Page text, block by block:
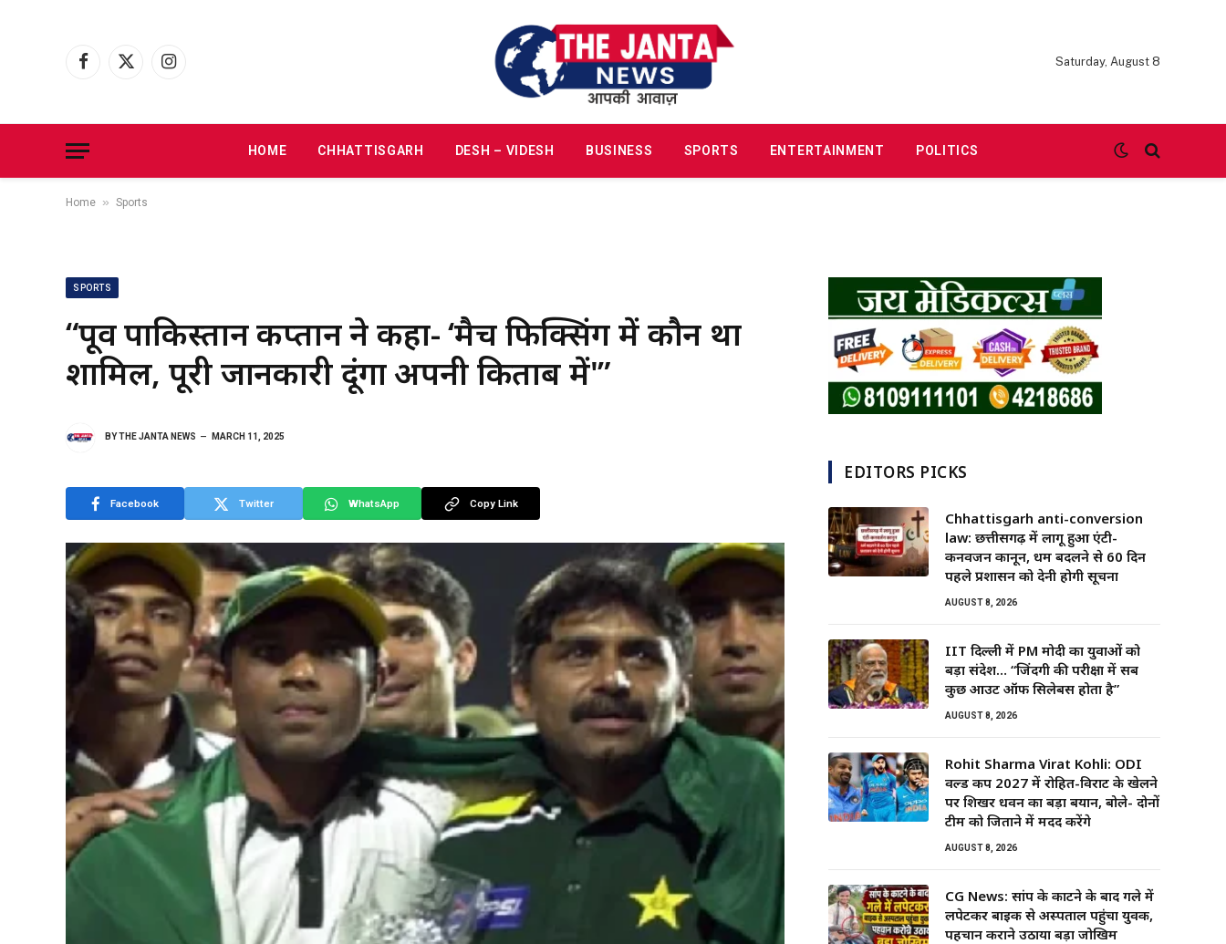
Facebook
X
Instagram
Saturday, August 8
HOME CHHATTISGARH DESH – VIDESH BUSINESS SPORTS ENTERTAINMENT POLITICS
Home » Sports
SPORTS
“पूर्व पाकिस्‍तान कप्‍तान ने कहा- ‘मैच फिक्सिंग में कौन था
शामिल, पूरी जानकारी दूंगा अपनी किताब में'”
BYTHE JANTA NEWS MARCH 11, 2025
Facebook Twitter WhatsApp Copy Link
EDITORS PICKS
Chhattisgarh anti-conversion
law: छत्तीसगढ़ में लागू हुआ एंटी-
कनवर्जन कानून, धर्म बदलने से 60 दिन
पहले प्रशासन को देनी होगी सूचना
AUGUST 8, 2026
IIT दिल्ली में PM मोदी का युवाओं को
बड़ा संदेश… “जिंदगी की परीक्षा में सब
कुछ आउट ऑफ सिलेबस होता है”
AUGUST 8, 2026
Rohit Sharma Virat Kohli: ODI
वर्ल्ड कप 2027 में रोहित-विराट के खेलने
पर शिखर धवन का बड़ा बयान, बोले- दोनों
टीम को जिताने में मदद करेंगे
AUGUST 8, 2026
CG News: सांप के काटने के बाद गले में
लपेटकर बाइक से अस्पताल पहुंचा युवक,
पहचान कराने उठाया बड़ा जोखिम